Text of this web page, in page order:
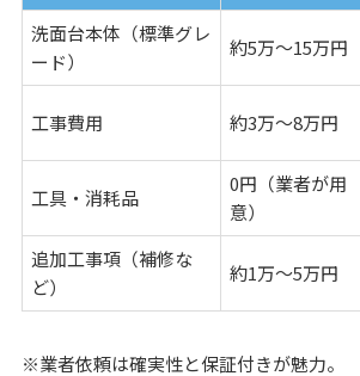
洗面台本体（標準グレ
ード）
約5万～15万円
工事費用 約3万～8万円
工具・消耗品
0円（業者が用
意）
追加工事項（補修な
ど）
約1万～5万円
※業者依頼は確実性と保証付きが魅力。